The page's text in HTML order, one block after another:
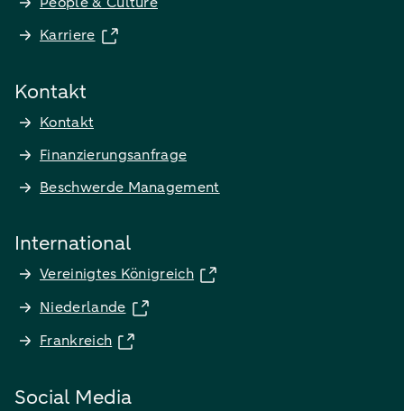
Karriere
Kontakt
Kontakt
Finanzierungsanfrage
Beschwerde Management
International
Vereinigtes Königreich
Niederlande
Frankreich
Social Media